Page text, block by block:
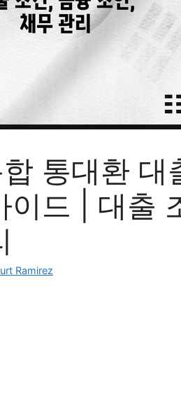
통대환 대
이드 | 대출
Ramirez